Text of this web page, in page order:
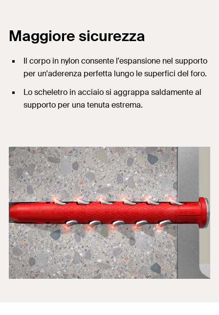
Maggiore sicurezza
Il corpo in nylon consente l'espansione nel supporto
per un'aderenza perfetta lungo le superfici del foro.
Lo scheletro in acciaio si aggrappa saldamente al
supporto per una tenuta estrema.